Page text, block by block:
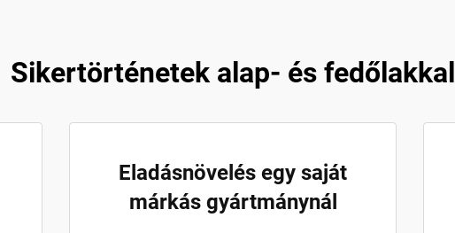
Sikertörténetek alap- és fedőlakkal
Eladásnövelés egy saját
márkás gyártmánynál